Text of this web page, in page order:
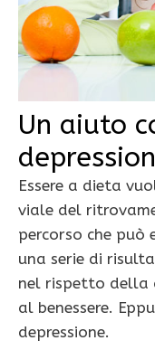
Un aiuto
Essere a dieta
viale del
percorso che può
una serie di
nel rispetto della
al benessere.
depressione.